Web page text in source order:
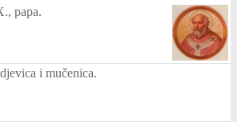
papa.
i mučenica.